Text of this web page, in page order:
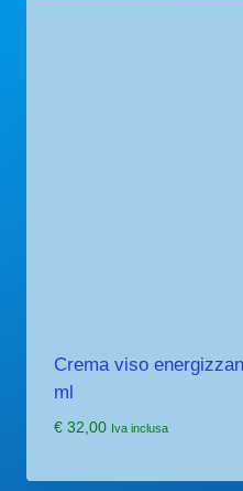
Crema viso
ml
€32,00 Iva inclusa